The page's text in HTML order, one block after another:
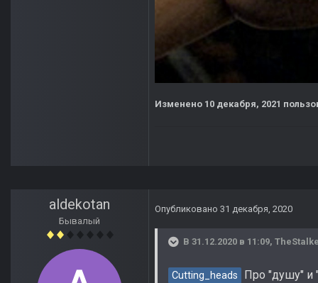
Изменено 10 декабря, 2021
aldekotan
Бывалый
Опубликовано 31 декабря, 2020
В 31.12.2020 в 11:09,
Cutting_heads
Про "душу" и